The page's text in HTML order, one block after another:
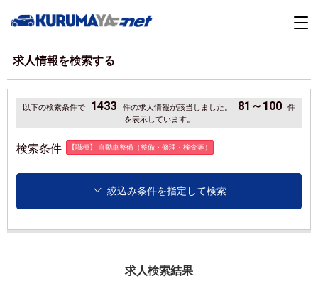
求人情報を検索する
以下の検索条件で 1433 件の求人情報が該当しました。 81～100
件
を表示しています。
検索条件 【職種】 自動車整備（整備・修理・検査等）
絞込み条件を指定して検索
求人検索結果